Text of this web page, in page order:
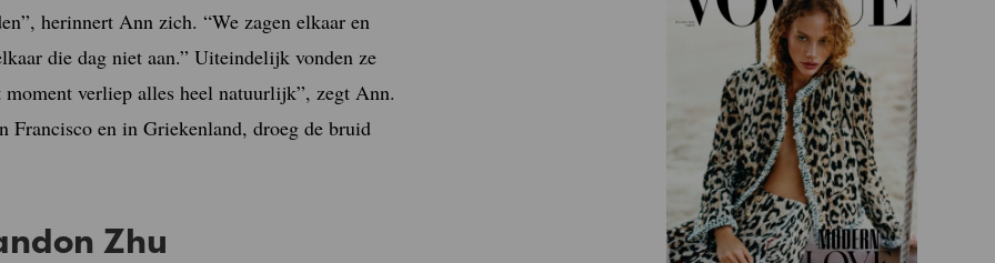
herinnert Ann zich. “We zagen elkaar en
die dag niet aan.” Uiteindelijk vonden ze
verliep alles heel natuurlijk”, zegt Ann.
Francisco en in Griekenland, droeg de bruid
Zhu